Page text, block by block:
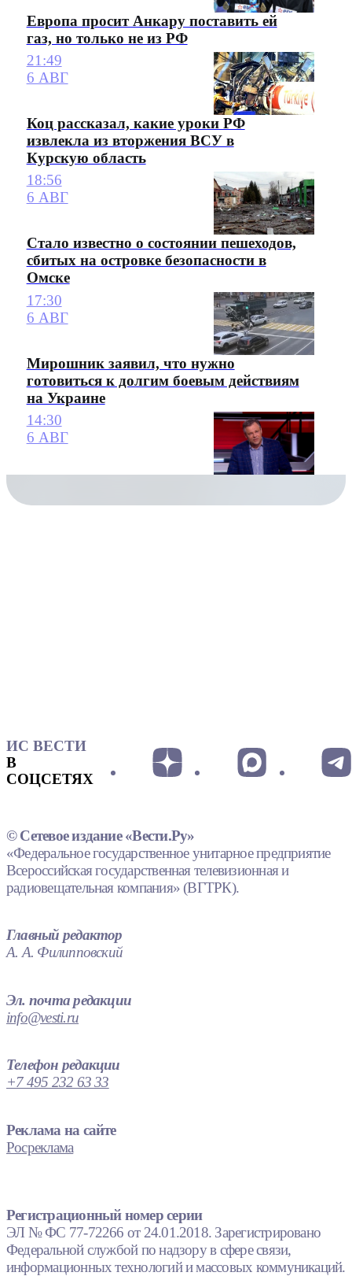
Европа просит Анкару поставить ей
газ, но только не из РФ
21:49
6 АВГ
Коц рассказал, какие уроки РФ
извлекла из вторжения ВСУ в
Курскую область
18:56
6 АВГ
Стало известно о состоянии пешеходов,
сбитых на островке безопасности в
Омске
17:30
6 АВГ
Мирошник заявил, что нужно
готовиться к долгим боевым действиям
на Украине
14:30
6 АВГ
ИС ВЕСТИ
В
СОЦСЕТЯХ
© Сетевое издание «Вести.Ру»
«Федеральное государственное унитарное предприятие
Всероссийская государственная телевизионная и
радиовещательная компания» (ВГТРК).
Главный редактор
А. А. Филипповский
Эл. почта редакции
info@vesti.ru
Телефон редакции
+7 495 232 63 33
Реклама на сайте
Росреклама
Регистрационный номер серии
ЭЛ № ФС 77-72266 от 24.01.2018. Зарегистрировано
Федеральной службой по надзору в сфере связи,
информационных технологий и массовых коммуникаций.